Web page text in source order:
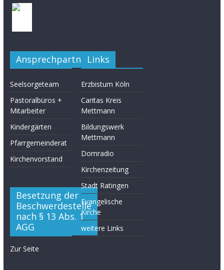
Ansprechpartner
Seelsorgeteam
Pastoralbüros +
Mitarbeiter
Kindergärten
Pfarrgemeinderat
Kirchenvorstand
Besetzung der
Beschwerdestelle
nach § 13 Abs. 1
AGG
Zur Seite
Links
Erzbistum Köln
Caritas Kreis
Mettmann
Bildungswerk
Mettmann
Domradio
Kirchenzeitung
Stadt Ratingen
Evangelische
Kirche
weitere Links